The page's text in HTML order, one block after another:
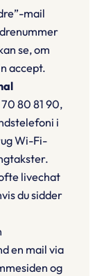
-mail
se, om
accept.
80 81 90,
i
Wi-Fi-
livechat
du sidder
en mail via
og